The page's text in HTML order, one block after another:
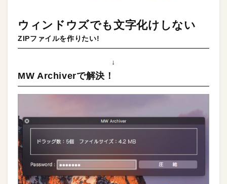
ウィンドウズでも文字化けしない
ZIPファイルを作りたい!
↓
MW Archiverで解決！